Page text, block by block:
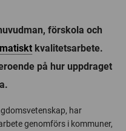
förskola och
kvalitetsarbete.
på hur uppdraget
har
genomförs i kommuner,